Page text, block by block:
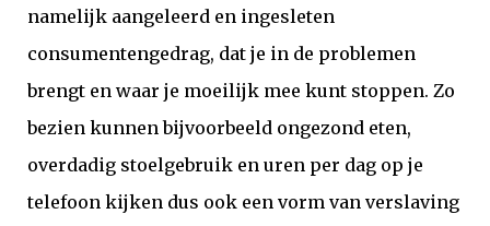
namelijk aangeleerd en ingesleten
consumentengedrag, dat je in de problemen
brengt en waar je moeilijk mee kunt stoppen. Zo
bezien kunnen bijvoorbeeld ongezond eten,
overdadig stoelgebruik en uren per dag op je
telefoon kijken dus ook een vorm van verslaving